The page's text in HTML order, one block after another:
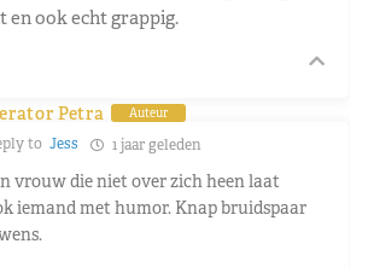
en ook echt grappig.
Petra Auteur
to Jess 1 jaar geleden
vrouw die niet over zich heen laat
iemand met humor. Knap bruidspaar